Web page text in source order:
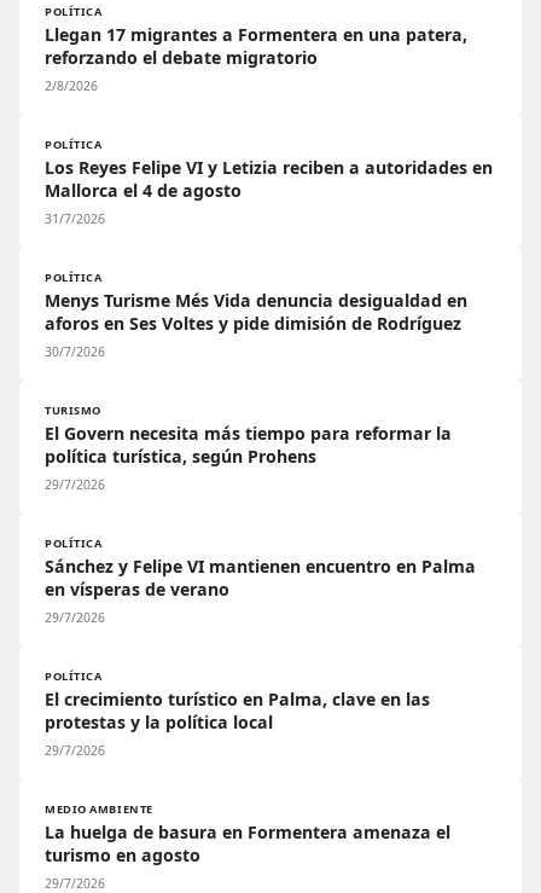
POLÍTICA
Llegan 17 migrantes a Formentera en una patera,
reforzando el debate migratorio
2/8/2026
POLÍTICA
Los Reyes Felipe VI y Letizia reciben a autoridades en
Mallorca el 4 de agosto
31/7/2026
POLÍTICA
Menys Turisme Més Vida denuncia desigualdad en
aforos en Ses Voltes y pide dimisión de Rodríguez
30/7/2026
TURISMO
El Govern necesita más tiempo para reformar la
política turística, según Prohens
29/7/2026
POLÍTICA
Sánchez y Felipe VI mantienen encuentro en Palma
en vísperas de verano
29/7/2026
POLÍTICA
El crecimiento turístico en Palma, clave en las
protestas y la política local
29/7/2026
MEDIO AMBIENTE
La huelga de basura en Formentera amenaza el
turismo en agosto
29/7/2026